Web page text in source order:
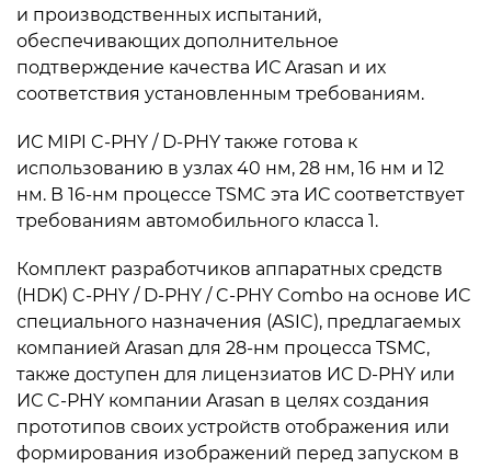
и производственных испытаний,
обеспечивающих дополнительное
подтверждение качества ИС Arasan и их
соответствия установленным требованиям.
ИС MIPI C-PHY / D-PHY также готова к
использованию в узлах 40 нм, 28 нм, 16 нм и 12
нм. В 16-нм процессе TSMC эта ИС соответствует
требованиям автомобильного класса 1.
Комплект разработчиков аппаратных средств
(HDK) C-PHY / D-PHY / C-PHY Combo на основе ИС
специального назначения (ASIC), предлагаемых
компанией Arasan для 28-нм процесса TSMC,
также доступен для лицензиатов ИС D-PHY или
ИС C-PHY компании Arasan в целях создания
прототипов своих устройств отображения или
формирования изображений перед запуском в